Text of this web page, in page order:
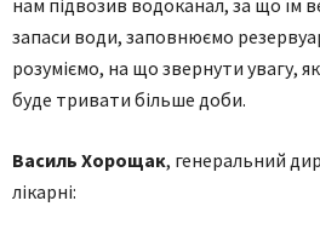
нам підвозив водоканал, за що їм
запаси води, заповнюємо
розуміємо, на що звернути увагу,
буде тривати більше доби.
Василь Хорощак, генеральний
лікарні: